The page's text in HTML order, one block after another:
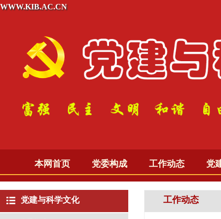
WWW.KIB.AC.CN
本网首页 党委构成 工作动态 党
党建与科学文化 工作动态